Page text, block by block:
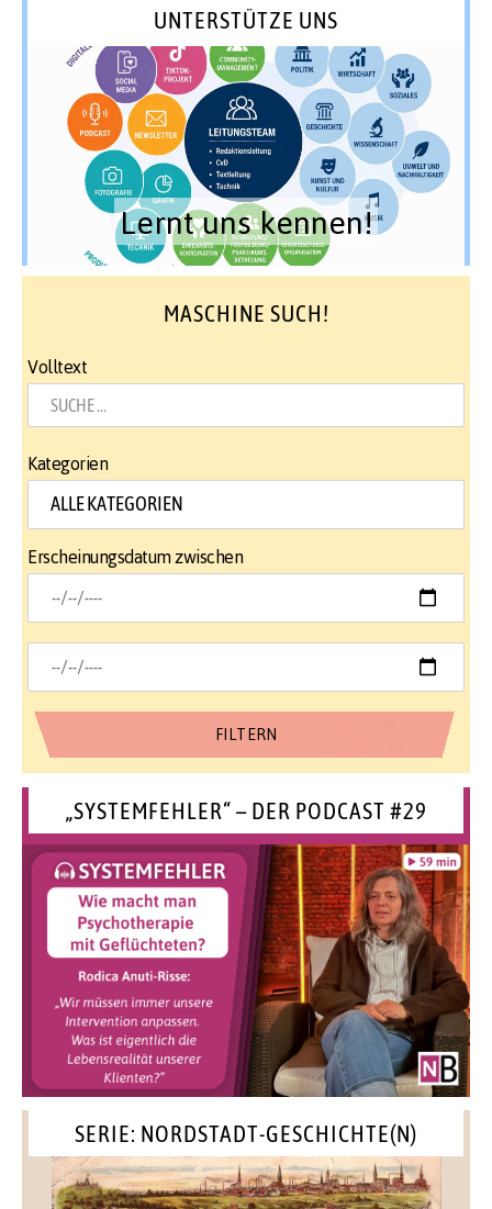
UNTERSTÜTZE UNS
Lernt uns kennen!
MASCHINE SUCH!
Volltext
Kategorien
Erscheinungsdatum zwischen
„SYSTEMFEHLER“ – DER PODCAST #29
SERIE: NORDSTADT-GESCHICHTE(N)